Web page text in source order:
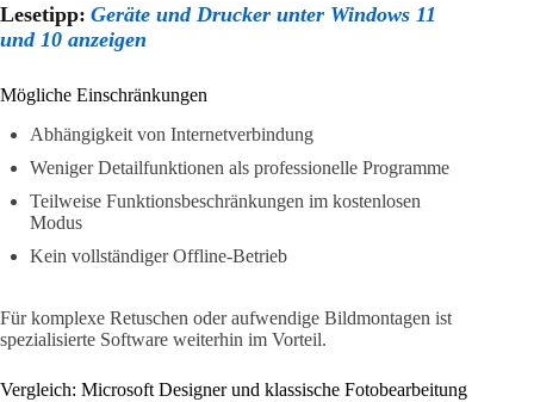
Lesetipp: Geräte und Drucker unter Windows 11
und 10 anzeigen
Mögliche Einschränkungen
Abhängigkeit von Internetverbindung
Weniger Detailfunktionen als professionelle Programme
Teilweise Funktionsbeschränkungen im kostenlosen
Modus
Kein vollständiger Offline-Betrieb
Für komplexe Retuschen oder aufwendige Bildmontagen ist
spezialisierte Software weiterhin im Vorteil.
Vergleich: Microsoft Designer und klassische Fotobearbeitung